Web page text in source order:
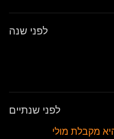
לפני שנה
לפני שנתיים
מקבלת מולי